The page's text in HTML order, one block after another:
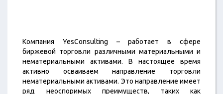
Компания YesConsulting – работает в сфере
биржевой торговли различными материальными и
нематериальными активами. В настоящее время
активно осваиваем направление торговли
нематериальными активами. Это направление имеет
ряд неоспоримых преимуществ, таких как